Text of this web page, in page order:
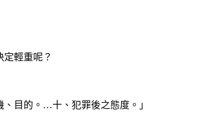
輕重呢？
目的。…十、犯罪後之態度。」